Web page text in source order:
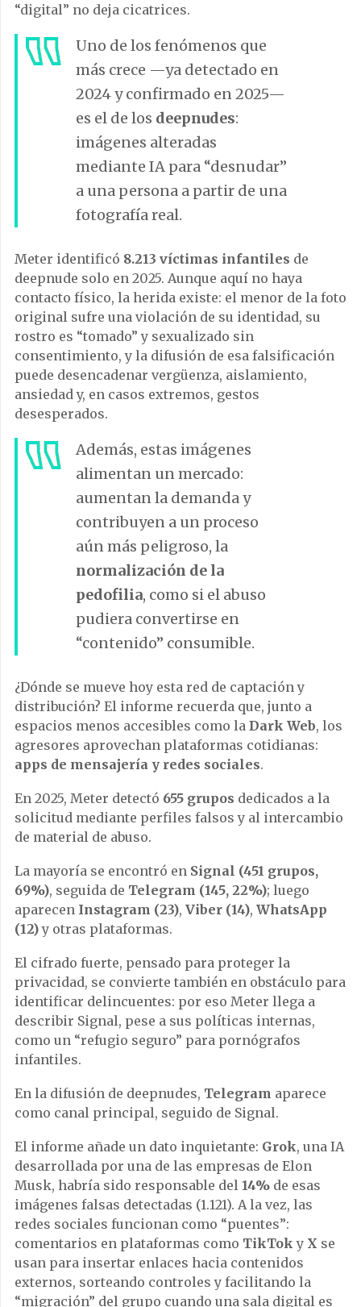
“digital” no deja cicatrices.
Uno de los fenómenos que
más crece —ya detectado en
2024 y confirmado en 2025—
es el de los deepnudes:
imágenes alteradas
mediante IA para “desnudar”
a una persona a partir de una
fotografía real.
Meter identificó 8.213 víctimas infantiles de
deepnude solo en 2025. Aunque aquí no haya
contacto físico, la herida existe: el menor de la foto
original sufre una violación de su identidad, su
rostro es “tomado” y sexualizado sin
consentimiento, y la difusión de esa falsificación
puede desencadenar vergüenza, aislamiento,
ansiedad y, en casos extremos, gestos
desesperados.
Además, estas imágenes
alimentan un mercado:
aumentan la demanda y
contribuyen a un proceso
aún más peligroso, la
normalización de la
pedofilia, como si el abuso
pudiera convertirse en
“contenido” consumible.
¿Dónde se mueve hoy esta red de captación y
distribución? El informe recuerda que, junto a
espacios menos accesibles como la Dark Web, los
agresores aprovechan plataformas cotidianas:
apps de mensajería y redes sociales.
En 2025, Meter detectó 655 grupos dedicados a la
solicitud mediante perfiles falsos y al intercambio
de material de abuso.
La mayoría se encontró en Signal (451 grupos,
69%), seguida de Telegram (145, 22%); luego
aparecen Instagram (23), Viber (14), WhatsApp
(12)y otras plataformas.
El cifrado fuerte, pensado para proteger la
privacidad, se convierte también en obstáculo para
identificar delincuentes: por eso Meter llega a
describir Signal, pese a sus políticas internas,
como un “refugio seguro” para pornógrafos
infantiles.
En la difusión de deepnudes, Telegram aparece
como canal principal, seguido de Signal.
El informe añade un dato inquietante: Grok, una IA
desarrollada por una de las empresas de Elon
Musk, habría sido responsable del 14% de esas
imágenes falsas detectadas (1.121). A la vez, las
redes sociales funcionan como “puentes”:
comentarios en plataformas como TikTok y X se
usan para insertar enlaces hacia contenidos
externos, sorteando controles y facilitando la
“migración” del grupo cuando una sala digital es